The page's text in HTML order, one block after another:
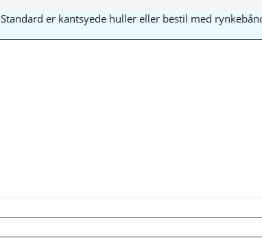
er kantsyede huller eller bestil med